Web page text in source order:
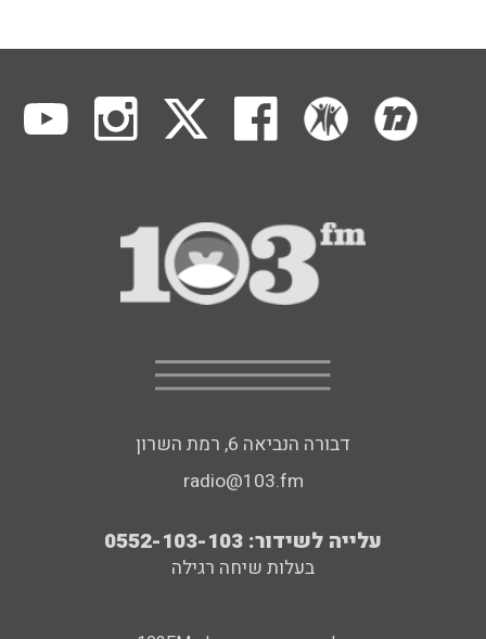
דבורה הנביאה 6, רמת השרון
radio@103.fm
עלייה לשידור: 0552-103-103
בעלות שיחה רגילה